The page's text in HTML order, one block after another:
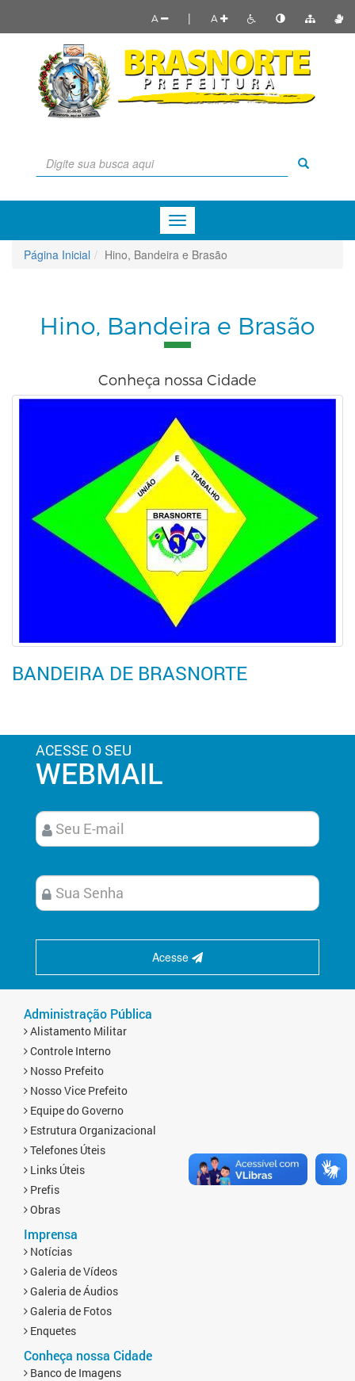
A | A
Menu
de
Navegação
Página Inicial Hino, Bandeira e Brasão
Hino, Bandeira e Brasão
Conheça nossa Cidade
BANDEIRA DE BRASNORTE
ACESSE O SEU
WEBMAIL
Acesse
Administração Pública
Alistamento Militar
Controle Interno
Nosso Prefeito
Nosso Vice Prefeito
Equipe do Governo
Estrutura Organizacional
Telefones Úteis
Links Úteis
Prefis
Obras
Imprensa
Notícias
Galeria de Vídeos
Galeria de Áudios
Galeria de Fotos
Enquetes
Conheça nossa Cidade
Banco de Imagens